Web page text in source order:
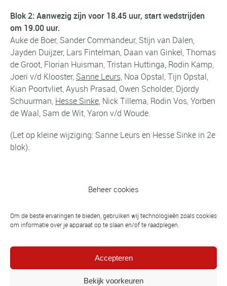
Beheer cookies
Om de beste ervaringen te bieden, gebruiken wij technologieën zoals cookies
om informatie over je apparaat op te slaan en/of te raadplegen.
Accepteren
Bekijk voorkeuren
Blok 2: Aanwezig zijn voor 18.45 uur, start wedstrijden
om 19.00 uur.
Auke de Boer, Sander Commandeur, Stijn van Dalen,
Jayden Duijzer, Lars Fintelman, Daan van Ginkel, Thomas
de Groot, Florian Huisman, Tristan Huttinga, Rodin Kamp,
Joeri v/d Klooster, Sanne Leurs, Noa Opstal, Tijn Opstal,
Kian Poortvliet, Ayush Prasad, Owen Scholder, Djordy
Schuurman, Hesse Sinke, Nick Tillema, Rodin Vos, Yorben
de Waal, Sam de Wit, Yaron v/d Woude.
(Let op kleine wijziging: Sanne Leurs en Hesse Sinke in 2e
blok).
junioren
Herfstvakantie 21 t/m 29 oktober 2017